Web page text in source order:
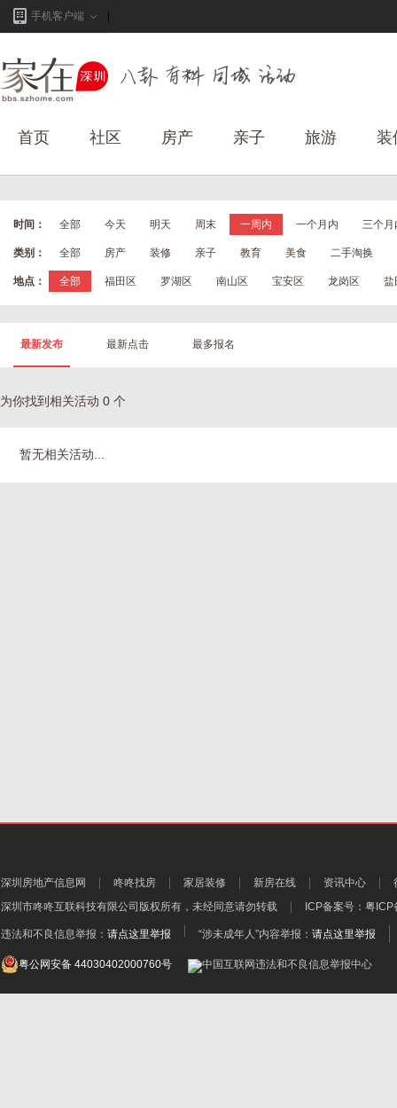
手机客户端
首页 社区 房产 亲子 旅游 装
时间： 全部 今天 明天 周末 一周内 一个月内 三个月
类别： 全部 房产 装修 亲子 教育 美食 二手淘换
地点： 全部 福田区 罗湖区 南山区 宝安区 龙岗区 盐
最新发布 最新点击 最多报名
为你找到相关活动 0 个
暂无相关活动...
深圳房地产信息网 咚咚找房 家居装修 新房在线 资讯中心
深圳市咚咚互联科技有限公司 版权所有，未经同意请勿转载 ICP备案号： 粤ICP
违法和不良信息举报： 请点这里举报 “涉未成年人”内容举报： 请点这里举报
粤公网安备 44030402000760号